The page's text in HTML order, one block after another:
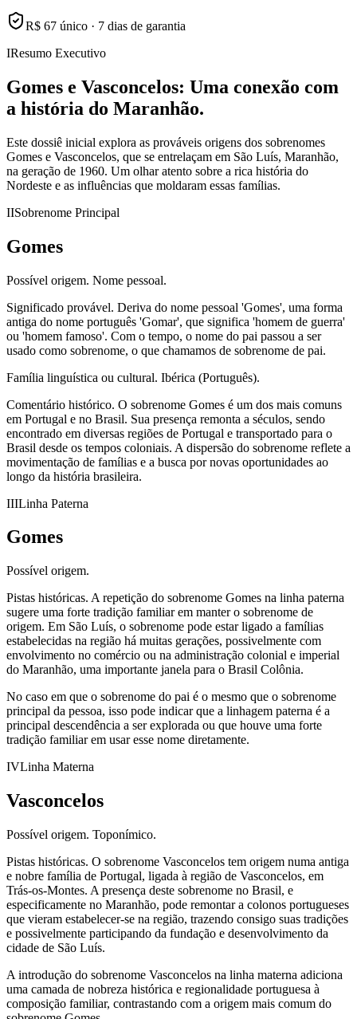
R$ 67 único · 7 dias de garantia
IResumo Executivo
Gomes e Vasconcelos: Uma conexão com
a história do Maranhão.
Este dossiê inicial explora as prováveis origens dos sobrenomes
Gomes e Vasconcelos, que se entrelaçam em São Luís, Maranhão,
na geração de 1960. Um olhar atento sobre a rica história do
Nordeste e as influências que moldaram essas famílias.
IISobrenome Principal
Gomes
Possível origem. Nome pessoal.
Significado provável. Deriva do nome pessoal 'Gomes', uma forma
antiga do nome português 'Gomar', que significa 'homem de guerra'
ou 'homem famoso'. Com o tempo, o nome do pai passou a ser
usado como sobrenome, o que chamamos de sobrenome de pai.
Família linguística ou cultural. Ibérica (Português).
Comentário histórico. O sobrenome Gomes é um dos mais comuns
em Portugal e no Brasil. Sua presença remonta a séculos, sendo
encontrado em diversas regiões de Portugal e transportado para o
Brasil desde os tempos coloniais. A dispersão do sobrenome reflete a
movimentação de famílias e a busca por novas oportunidades ao
longo da história brasileira.
IIILinha Paterna
Gomes
Possível origem.
Pistas históricas. A repetição do sobrenome Gomes na linha paterna
sugere uma forte tradição familiar em manter o sobrenome de
origem. Em São Luís, o sobrenome pode estar ligado a famílias
estabelecidas na região há muitas gerações, possivelmente com
envolvimento no comércio ou na administração colonial e imperial
do Maranhão, uma importante janela para o Brasil Colônia.
No caso em que o sobrenome do pai é o mesmo que o sobrenome
principal da pessoa, isso pode indicar que a linhagem paterna é a
principal descendência a ser explorada ou que houve uma forte
tradição familiar em usar esse nome diretamente.
IVLinha Materna
Vasconcelos
Possível origem. Toponímico.
Pistas históricas. O sobrenome Vasconcelos tem origem numa antiga
e nobre família de Portugal, ligada à região de Vasconcelos, em
Trás-os-Montes. A presença deste sobrenome no Brasil, e
especificamente no Maranhão, pode remontar a colonos portugueses
que vieram estabelecer-se na região, trazendo consigo suas tradições
e possivelmente participando da fundação e desenvolvimento da
cidade de São Luís.
A introdução do sobrenome Vasconcelos na linha materna adiciona
uma camada de nobreza histórica e regionalidade portuguesa à
composição familiar, contrastando com a origem mais comum do